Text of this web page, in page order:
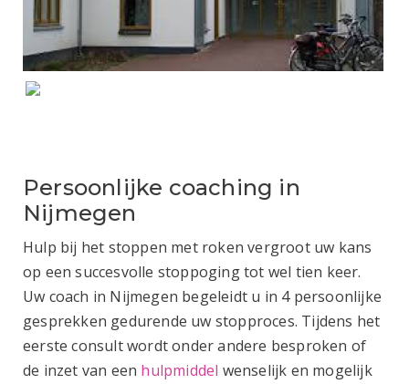
Persoonlijke coaching in
Nijmegen
Hulp bij het stoppen met roken vergroot uw kans
op een succesvolle stoppoging tot wel tien keer.
Uw coach in Nijmegen begeleidt u in 4 persoonlijke
gesprekken gedurende uw stopproces. Tijdens het
eerste consult wordt onder andere besproken of
de inzet van een hulpmiddel wenselijk en mogelijk